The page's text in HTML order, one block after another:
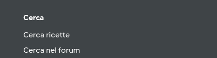
Cerca
Cerca ricette
Cerca nel forum